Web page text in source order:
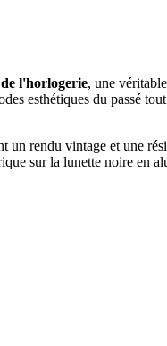
l'horlogerie, une
esthétiques du passé
rendu vintage et une
sur la lunette noire en